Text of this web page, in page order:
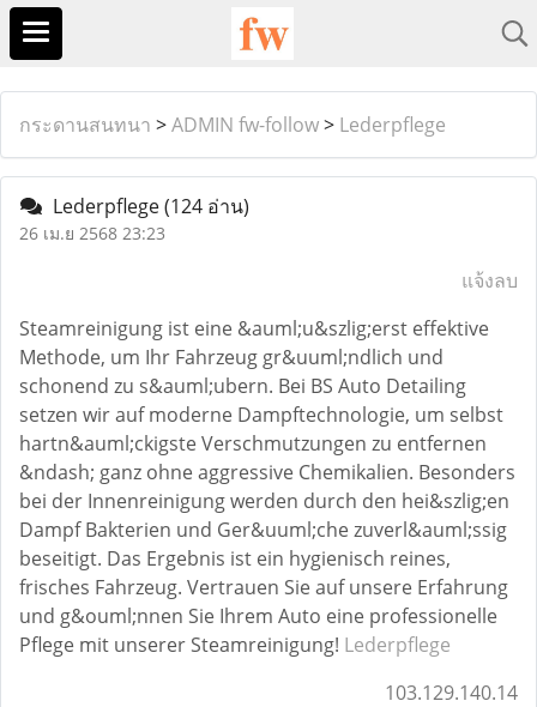
กระดานสนทนา >ADMIN fw-follow> Lederpflege
Lederpflege(124 อ่าน)
26 เม.ย 2568 23:23
แจ้งลบ
Steamreinigung ist eine &auml;u&szlig;erst effektive
Methode, um Ihr Fahrzeug gr&uuml;ndlich und
schonend zu s&auml;ubern. Bei BS Auto Detailing
setzen wir auf moderne Dampftechnologie, um selbst
hartn&auml;ckigste Verschmutzungen zu entfernen
&ndash; ganz ohne aggressive Chemikalien. Besonders
bei der Innenreinigung werden durch den hei&szlig;en
Dampf Bakterien und Ger&uuml;che zuverl&auml;ssig
beseitigt. Das Ergebnis ist ein hygienisch reines,
frisches Fahrzeug. Vertrauen Sie auf unsere Erfahrung
und g&ouml;nnen Sie Ihrem Auto eine professionelle
Pflege mit unserer Steamreinigung! Lederpflege
103.129.140.14